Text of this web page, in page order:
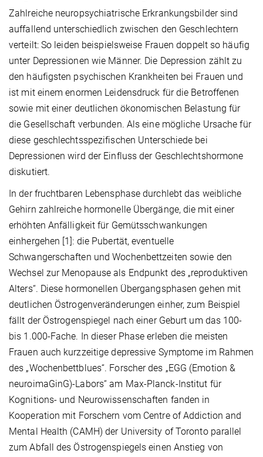
Zahlreiche neuropsychiatrische Erkrankungsbilder sind
auffallend unterschiedlich zwischen den Geschlechtern
verteilt: So leiden beispielsweise Frauen doppelt so häufig
unter Depressionen wie Männer. Die Depression zählt zu
den häufigsten psychischen Krankheiten bei Frauen und
ist mit einem enormen Leidensdruck für die Betroffenen
sowie mit einer deutlichen ökonomischen Belastung für
die Gesellschaft verbunden. Als eine mögliche Ursache für
diese geschlechtsspezifischen Unterschiede bei
Depressionen wird der Einfluss der Geschlechtshormone
diskutiert.
In der fruchtbaren Lebensphase durchlebt das weibliche
Gehirn zahlreiche hormonelle Übergänge, die mit einer
erhöhten Anfälligkeit für Gemütsschwankungen
einhergehen [1]: die Pubertät, eventuelle
Schwangerschaften und Wochenbettzeiten sowie den
Wechsel zur Menopause als Endpunkt des „reproduktiven
Alters“. Diese hormonellen Übergangsphasen gehen mit
deutlichen Östrogenveränderungen einher, zum Beispiel
fällt der Östrogenspiegel nach einer Geburt um das 100-
bis 1.000-Fache. In dieser Phase erleben die meisten
Frauen auch kurzzeitige depressive Symptome im Rahmen
des „Wochenbettblues“. Forscher des „EGG (Emotion &
neuroimaGinG)-Labors“ am Max-Planck-Institut für
Kognitions- und Neurowissenschaften fanden in
Kooperation mit Forschern vom Centre of Addiction and
Mental Health (CAMH) der University of Toronto parallel
zum Abfall des Östrogenspiegels einen Anstieg von